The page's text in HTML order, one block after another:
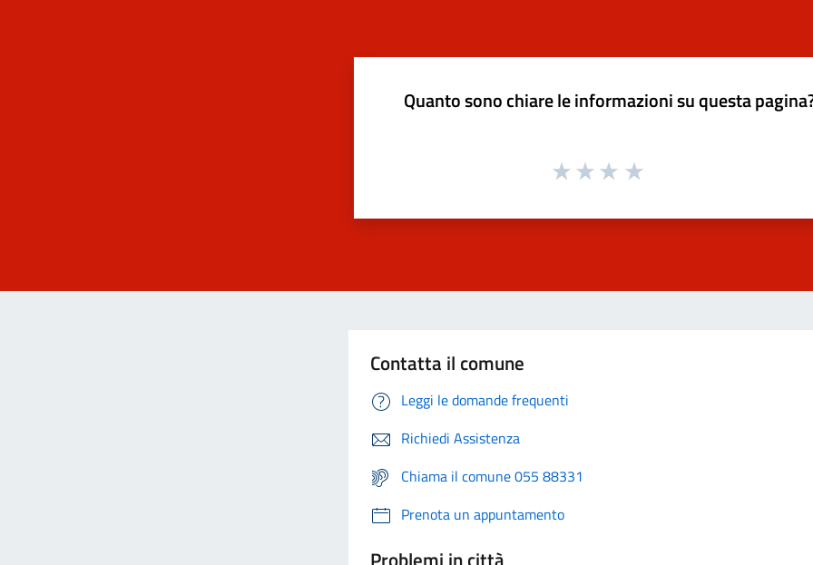
Quanto sono chiare le informazioni su questa
Contatta il comune
Leggi le domande frequenti
Richiedi Assistenza
Chiama il comune 055 88331
Prenota un appuntamento
Problemi in città